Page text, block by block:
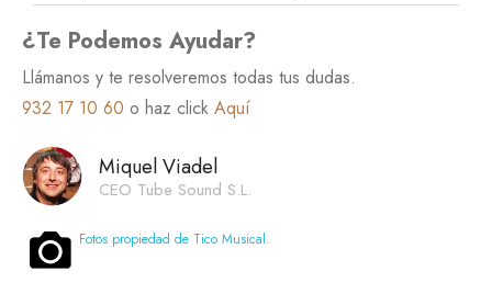
¿Te Podemos Ayudar?
Llámanos y te resolveremos todas tus dudas.
932 17 10 60 o haz click Aquí
Miquel Viadel
CEO Tube Sound S.L.
Fotos propiedad de Tico Musical.